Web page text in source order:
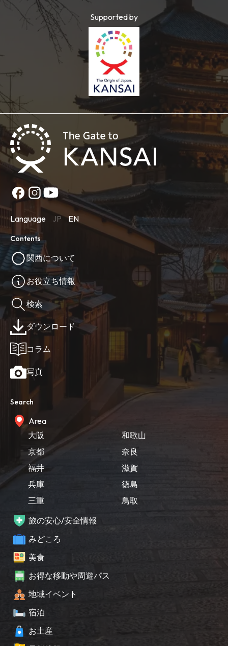
Supported by
Language JP EN
Contents
関西について
お役立ち情報
検索
ダウンロード
コラム
写真
Search
Area
大阪
京都
福井
兵庫
三重
和歌山
奈良
滋賀
徳島
鳥取
旅の安心/安全情報
みどころ
美食
お得な移動や周遊パス
地域イベント
宿泊
お土産